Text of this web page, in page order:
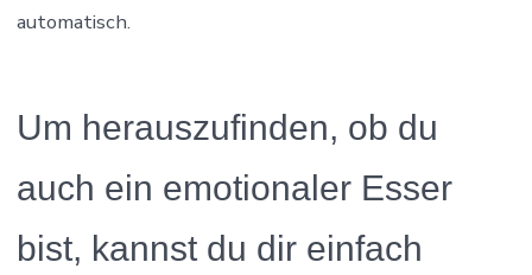
automatisch.
Um herauszufinden, ob du
auch ein emotionaler Esser
bist, kannst du dir einfach